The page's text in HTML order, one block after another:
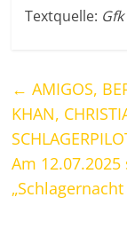
Textquelle:
← AMIGOS,
KHAN,
Am